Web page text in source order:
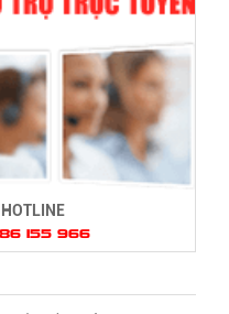
HOTLINE
155 966